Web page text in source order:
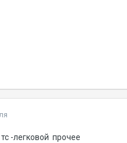
-легковой прочее